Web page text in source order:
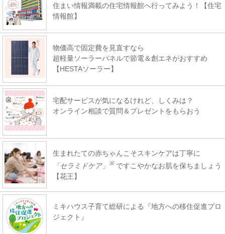
住まい情報満載の住宅情報館へ行ってみよう！【住宅
情報館】
物価高で固定費を見直すなら
超軽量ソーラーパネルで節電＆創エネがおすすめ
【HESTAソーラー】
宅配サービスが気になるけれど、しくみは？
オンライン相談で質問＆プレゼントをもらおう
生まれたての赤ちゃんこそスキンケアは丁寧に
「セラミドケア」
※ ですこやかなお肌を保ちましょう
【花王】
ミキハウス子育て総研による『地方への移住促進プロ
ジェクト』